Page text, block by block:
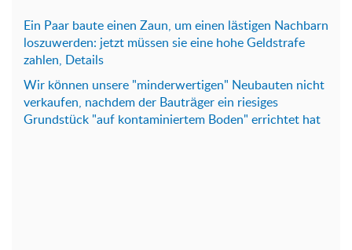
Ein Paar baute einen Zaun, um einen lästigen Nachbarn
loszuwerden: jetzt müssen sie eine hohe Geldstrafe
zahlen, Details
Wir können unsere "minderwertigen" Neubauten nicht
verkaufen, nachdem der Bauträger ein riesiges
Grundstück "auf kontaminiertem Boden" errichtet hat